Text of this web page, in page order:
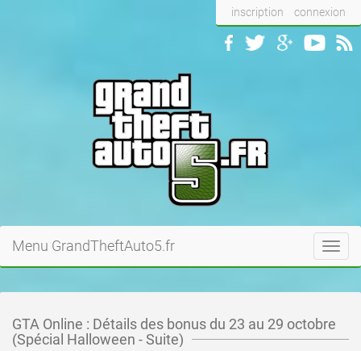
inscription connexion
Menu GrandTheftAuto5.fr
GTA Online : Détails des bonus du 23 au 29 octobre
(Spécial Halloween - Suite)